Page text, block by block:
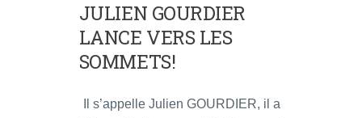
JULIEN GOURDIER
LANCE VERS LES
SOMMETS!
Il s’appelle Julien GOURDIER, il a